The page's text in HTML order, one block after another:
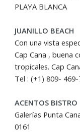
PLAYA BLANCA
JUANILLO BEACH
Con una vista
Cap Cana , buena
tropicales. Cap
Tel : (+1) 809-
ACENTOS BISTRO
Galerías Punta
0161